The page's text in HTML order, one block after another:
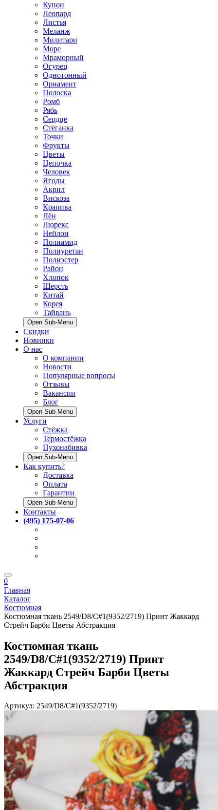
Купон
Леопард
Листья
Меланж
Милитари
Море
Мраморный
Огурец
Однотонный
Орнамент
Полоска
Ромб
Рябь
Сердце
Стёганка
Точки
Фрукты
Цветы
Цепочка
Человек
Ягоды
Акрил
Вискоза
Крапива
Лён
Люрекс
Нейлон
Полиамид
Полиуретан
Полиэстер
Район
Хлопок
Шерсть
Китай
Корея
Тайвань
Open Sub-Menu
Скидки
Новинки
О нас
О компании
Новости
Популярные вопросы
Отзывы
Вакансии
Блог
Open Sub-Menu
Услуги
Стёжка
Термостёжка
Пухонабивка
Open Sub-Menu
Как купить?
Доставка
Оплата
Гарантии
Open Sub-Menu
Контакты
(495) 175-07-06
0
Главная
Каталог
Костюмная
Костюмная ткань 2549/D8/C#1(9352/2719) Принт Жаккард
Стрейч Барби Цветы Абстракция
Костюмная ткань
2549/D8/C#1(9352/2719) Принт
Жаккард Стрейч Барби Цветы
Абстракция
Артикул: 2549/D8/C#1(9352/2719)